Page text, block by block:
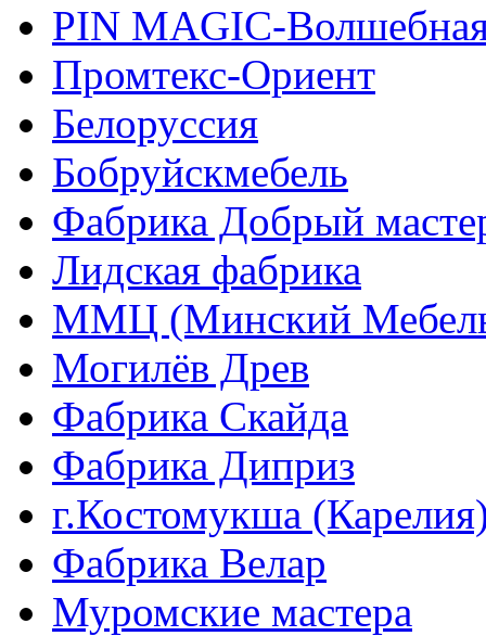
PIN MAGIС-
Промтекс-Ориент
Белоруссия
Бобруйскмебель
Фабрика Добрый
Лидская фабрика
ММЦ (Минский
Могилёв Древ
Фабрика Скайда
Фабрика Диприз
г.Костомукша
Фабрика Велар
Муромские мастера